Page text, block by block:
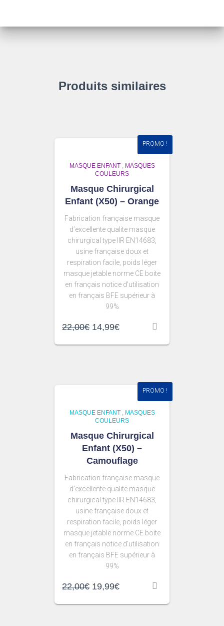
Produits similaires
PROMO !
MASQUE ENFANT,
MASQUES
COULEURS
Masque Chirurgical
Enfant (X50) – Orange
Fabrication française masque
d’excellente qualite masque
chirurgical type IIR EN14683,
usine française doux et
respiration facile, poids léger
masque jetable norme CE boite
en français notice d’utilisation
en français BFE supérieur à
99%
22,00€ 14,99€
PROMO !
MASQUE ENFANT,
MASQUES
COULEURS
Masque Chirurgical
Enfant (X50) –
Camouflage
Fabrication française masque
d’excellente qualite masque
chirurgical type IIR EN14683,
usine française doux et
respiration facile, poids léger
masque jetable norme CE boite
en français notice d’utilisation
en français BFE supérieur à
99%
22,00€ 19,99€